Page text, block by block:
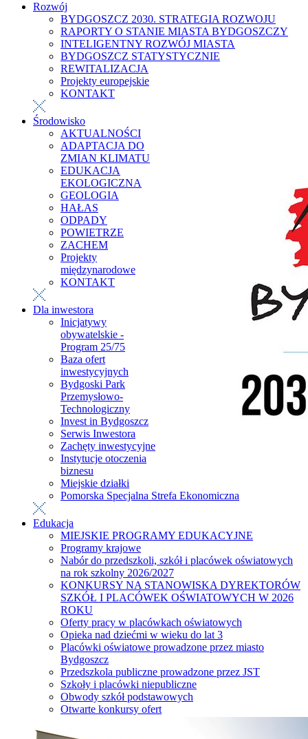
Rozwój
BYDGOSZCZ 2030. STRATEGIA ROZWOJU
RAPORTY O STANIE MIASTA BYDGOSZCZY
INTELIGENTNY ROZWÓJ MIASTA
BYDGOSZCZ STATYSTYCZNIE
REWITALIZACJA
Projekty europejskie
KONTAKT
Środowisko
AKTUALNOŚCI
ADAPTACJA DO
ZMIAN KLIMATU
EDUKACJA
EKOLOGICZNA
GEOLOGIA
HAŁAS
ODPADY
POWIETRZE
ZACHEM
Projekty
międzynarodowe
KONTAKT
Dla inwestora
Inicjatywy
obywatelskie -
Program 25/75
Baza ofert
inwestycyjnych
Bydgoski Park
Przemysłowo-
Technologiczny
Invest in Bydgoszcz
Serwis Inwestora
Zachęty inwestycyjne
Instytucje otoczenia
biznesu
Miejskie działki
Pomorska Specjalna Strefa Ekonomiczna
Edukacja
MIEJSKIE PROGRAMY EDUKACYJNE
Programy krajowe
Nabór do przedszkoli, szkół i placówek oświatowych
na rok szkolny 2026/2027
KONKURSY NA STANOWISKA DYREKTORÓW
SZKÓŁ I PLACÓWEK OŚWIATOWYCH W 2026
ROKU
Oferty pracy w placówkach oświatowych
Opieka nad dziećmi w wieku do lat 3
Placówki oświatowe prowadzone przez miasto
Bydgoszcz
Przedszkola publiczne prowadzone przez JST
Szkoły i placówki niepubliczne
Obwody szkół podstawowych
Otwarte konkursy ofert